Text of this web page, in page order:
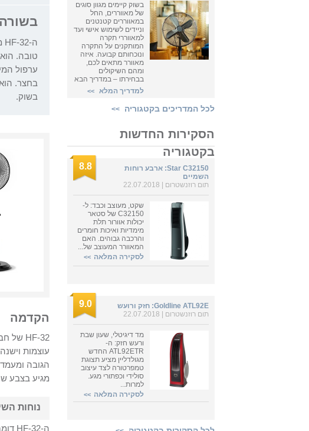
בשוק קיימים מגוון סוגים
של מאווררים, החל
במאווררים קטנטנים
וניידים לשימוש אישי ועד
למאווררי תקרה
המותקנים על התקרה
ונוכחותם קבועה. איזה
מאוורר מתאים לכם,
ומהם השיקולים
בבחירתו – במדריך הבא
למדריך המלא
>>
לכל המדריכים בקטגוריה >>
הסקירות החדשות
בקטגוריה
Star C32150: ארבע רוחות
השמיים
תום רוזנשטרום
8.8
שקט, מעוצב וכבד: ל-
C32150 של סטאר
יכולות אוורור תלת
מימדיות ואיכות חומרים
והרכבה גבוהים. האם
המאוורר המעוצב של...
לסקירה המלאה >>
Goldline ATL92E: חזק ורועש
תום רוזנשטרום
9.0
מד דיגיטלי, שעון שבת
ורעש חזק: ה-
ATL92ETR החדש
מגולדליין מציע תצוגת
טמפרטורה לצד עיצוב
סולידי וכפתורי מגע.
למרות...
לסקירה המלאה >>
טובה.
ערפול
בשוק.
הקדמה
עוצמות
מגיע בצבע
נוחות